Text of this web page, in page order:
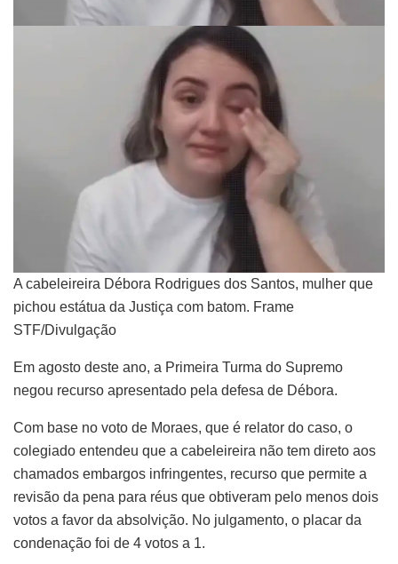
A cabeleireira Débora Rodrigues dos Santos, mulher que
pichou estátua da Justiça com batom. Frame
STF/Divulgação
Em agosto deste ano, a Primeira Turma do Supremo
negou recurso apresentado pela defesa de Débora.
Com base no voto de Moraes, que é relator do caso, o
colegiado entendeu que a cabeleireira não tem direto aos
chamados embargos infringentes, recurso que permite a
revisão da pena para réus que obtiveram pelo menos dois
votos a favor da absolvição. No julgamento, o placar da
condenação foi de 4 votos a 1.